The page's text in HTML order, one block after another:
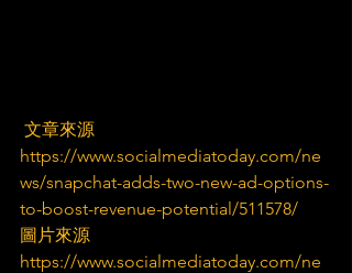
文章來源
https://www.socialmediatoday.com/ne
ws/snapchat-adds-two-new-ad-options-
to-boost-revenue-potential/511578/
圖片來源
https://www.socialmediatoday.com/ne